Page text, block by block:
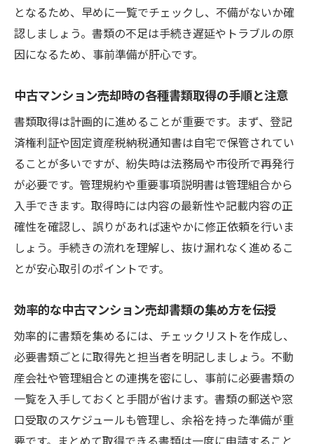
となるため、早めに一覧でチェックし、不備がないか確
認しましょう。書類の不足は手続き遅延やトラブルの原
因になるため、事前準備が肝心です。
中古マンション売却時の各種書類取得の手順と注意
書類取得は計画的に進めることが重要です。まず、登記
済権利証や固定資産税納税通知書は自宅で保管されてい
ることが多いですが、紛失時は法務局や市役所で再発行
が必要です。管理規約や重要事項説明書は管理組合から
入手できます。取得時には内容の最新性や記載内容の正
確性を確認し、誤りがあれば速やかに修正依頼を行いま
しょう。手続きの流れを理解し、抜け漏れなく進めるこ
とが安心取引のポイントです。
効率的な中古マンション売却書類の集め方を伝授
効率的に書類を集めるには、チェックリストを作成し、
必要書類ごとに取得先と担当者を明記しましょう。不動
産会社や管理組合との連携を密にし、事前に必要書類の
一覧を入手しておくと手間が省けます。書類の郵送や窓
口受取のスケジュールも管理し、余裕を持った準備が重
要です。まとめて取得できる書類は一度に申請すること